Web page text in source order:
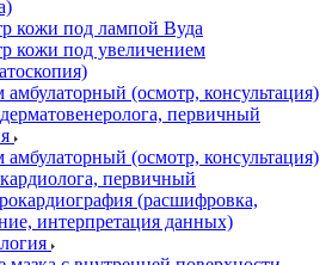
кожи под лампой Вуда
кожи под увеличением
(осмотр, консультация)
первичный
(осмотр, консультация)
первичный
(расшифровка,
интерпретация данных)